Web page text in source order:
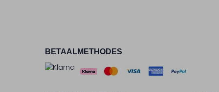
BETAALMETHODES